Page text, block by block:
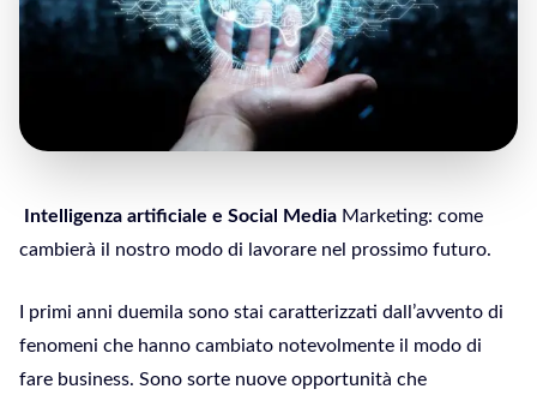
Intelligenza artificiale e Social Media Marketing: come
cambierà il nostro modo di lavorare nel prossimo futuro.
I primi anni duemila sono stai caratterizzati dall’avvento di
fenomeni che hanno cambiato notevolmente il modo di
fare business. Sono sorte nuove opportunità che